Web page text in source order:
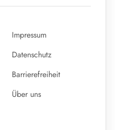
Impressum
Datenschutz
Barrierefreiheit
Über uns